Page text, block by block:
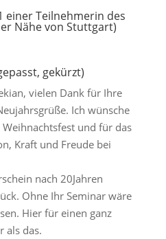
einer Teilnehmerin des
Nähe von Stuttgart)
gekürzt)
vielen Dank für Ihre
Ich wünsche
und für das
Kraft und Freude bei
nach 20Jahren
Ohne Ihr Seminar wäre
Hier für einen ganz
als das.